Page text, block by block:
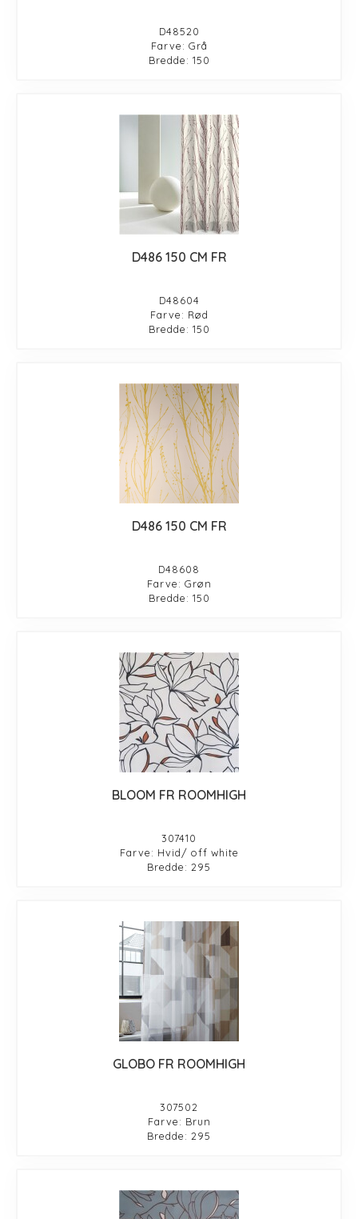
D48520
Farve: Grå
Bredde: 150
D486 150 CM FR
D48604
Farve: Rød
Bredde: 150
D486 150 CM FR
D48608
Farve: Grøn
Bredde: 150
BLOOM FR ROOMHIGH
307410
Farve: Hvid/ off white
Bredde: 295
GLOBO FR ROOMHIGH
307502
Farve: Brun
Bredde: 295